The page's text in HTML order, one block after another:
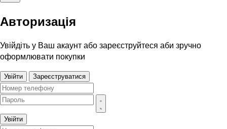
Авторизація
Увійдіть у Ваш акаунт або зареєструйтеся аби зручно
оформлювати покупки
Увійти Зареєструватися
Увійти